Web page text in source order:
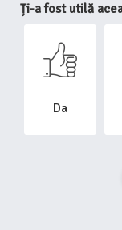
Ți-a fost utilă
Da